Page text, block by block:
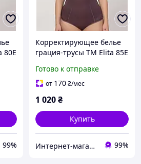
80E
99%
Корректирующее белье
грация-трусы ТМ Elita 85E
Готово к отправке
от 170₴/мес
1 020₴
Купить
Интернет-магазин Грация 99%